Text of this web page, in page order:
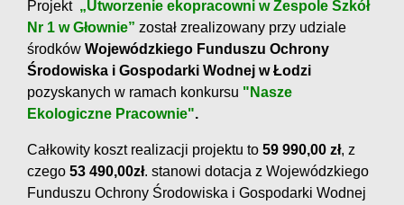
Projekt „Utworzenie ekopracowni w Zespole Szkół
Nr 1 w Głownie” został zrealizowany przy udziale
środków Wojewódzkiego Funduszu Ochrony
Środowiska i Gospodarki Wodnej w Łodzi
pozyskanych w ramach konkursu "Nasze
Ekologiczne Pracownie".
Całkowity koszt realizacji projektu to 59 990,00 zł, z
czego 53 490,00zł. stanowi dotacja z Wojewódzkiego
Funduszu Ochrony Środowiska i Gospodarki Wodnej